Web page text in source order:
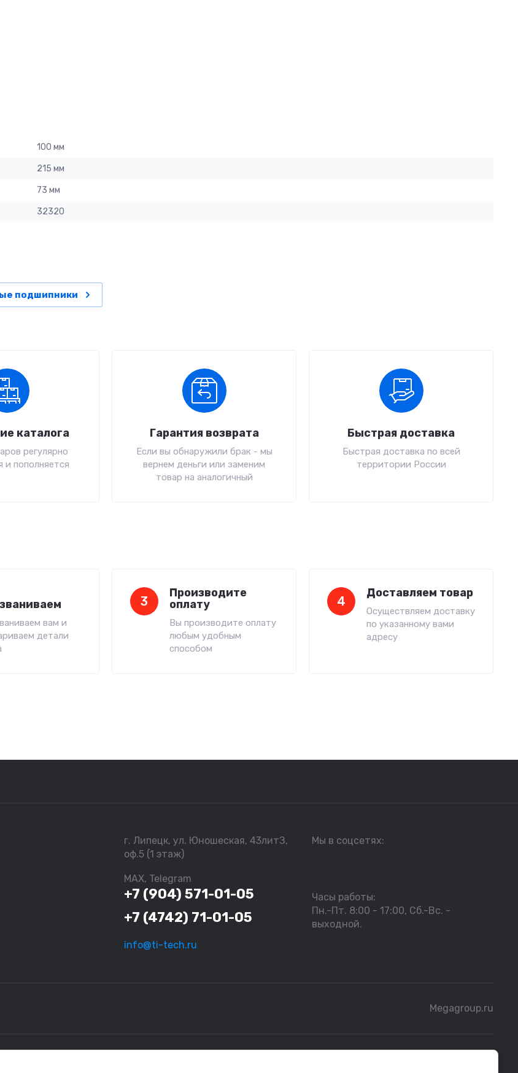
100 мм
215 мм
73 мм
32320
подшипники
каталога
регулярно
и пополняется
Гарантия возврата
Если вы обнаружили брак - мы
вернем деньги или заменим
товар на аналогичный
Быстрая доставка
Быстрая доставка по всей
территории России
вам и
детали
3
Производите
оплату
Вы производите оплату
любым удобным
способом
4
Доставляем товар
Осуществляем доставку
по указанному вами
адресу
г. Липецк, ул. Юношеская, 43литЗ,
оф.5 (1 этаж)
MAX, Telegram
+7 (904) 571-01-05
+7 (4742) 71-01-05
info@ti-tech.ru
Мы в соцсетях:
Часы работы:
Пн.-Пт. 8:00 - 17:00, Сб.-Вс. -
выходной.
Megagroup.ru